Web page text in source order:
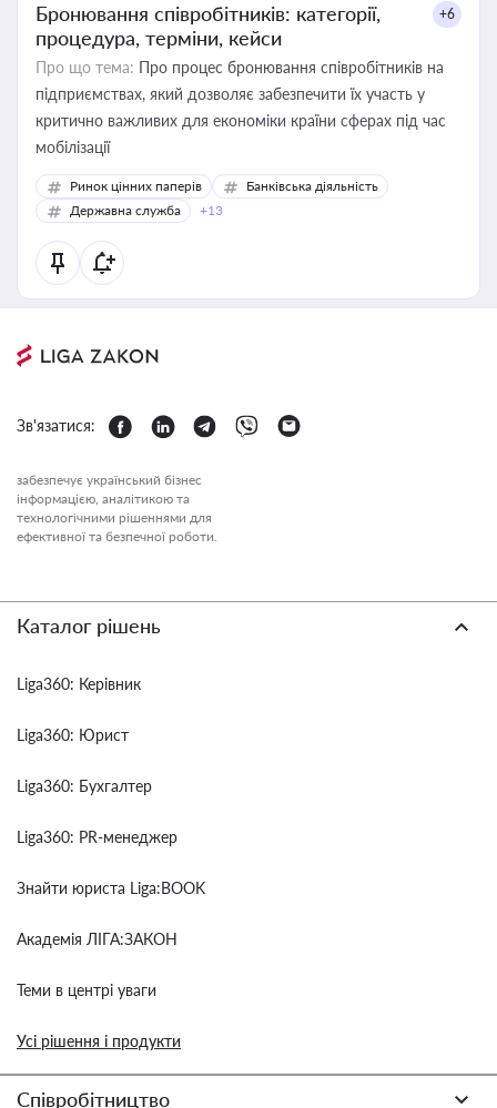
Бронювання співробітників: категорії,
процедура, терміни, кейси
+6
Про що тема: Про процес бронювання співробітників на
підприємствах, який дозволяє забезпечити їх участь у
критично важливих для економіки країни сферах під час
мобілізації
Ринок цінних паперів
Банківська діяльність
Державна служба
+13
Зв'язатися:
забезпечує український бізнес
інформацією, аналітикою та
технологічними рішеннями для
ефективної та безпечної роботи.
Каталог рішень
Liga360: Керівник
Liga360: Юрист
Liga360: Бухгалтер
Liga360: PR-менеджер
Знайти юриста Liga:BOOK
Академія ЛІГА:ЗАКОН
Теми в центрі уваги
Усі рішення і продукти
Співробітництво